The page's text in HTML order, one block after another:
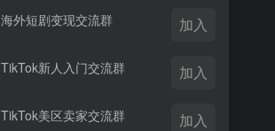
海外短剧变现交流群 加入
TikTok新人入门交流群 加入
TikTok美区卖家交流群 加入